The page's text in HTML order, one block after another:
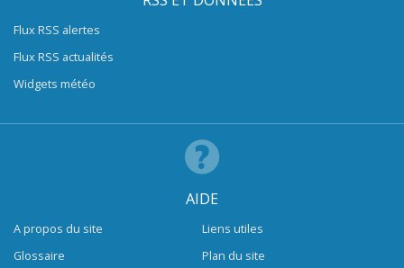
Flux RSS alertes
Flux RSS actualités
Widgets météo
AIDE
A propos du site
Glossaire
Liens utiles
Plan du site